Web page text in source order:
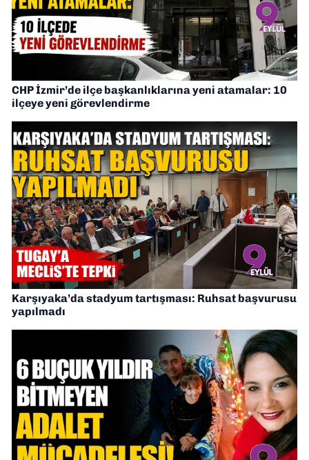
CHP İzmir’de ilçe başkanlıklarına yeni atamalar: 10
ilçeye yeni görevlendirme
Karşıyaka’da stadyum tartışması: Ruhsat başvurusu
yapılmadı